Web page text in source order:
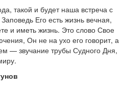
такой и будет наша встреча с
Его есть жизнь вечная,
и иметь жизнь. Это слово Свое
Он не на ухо его говорит, а
— звучание трубы Судного Дня,